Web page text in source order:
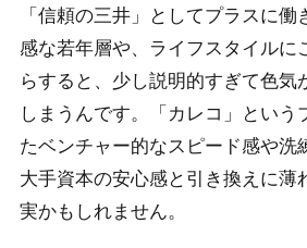
の活用術
2-1. 6時間以内の利用で距離料金が
2-1-1. 実利を極めた「賢いユーザ
2-1-2. 高級車こそ短時間利用が狙い
「信頼の三井」としてプラスに
感な若年層や、ライフスタイルに
らすると、少し説明的すぎて色気
しまうんです。「カレコ」という
たベンチャー的なスピード感や洗
大手資本の安心感と引き換えに薄
実かもしれません。